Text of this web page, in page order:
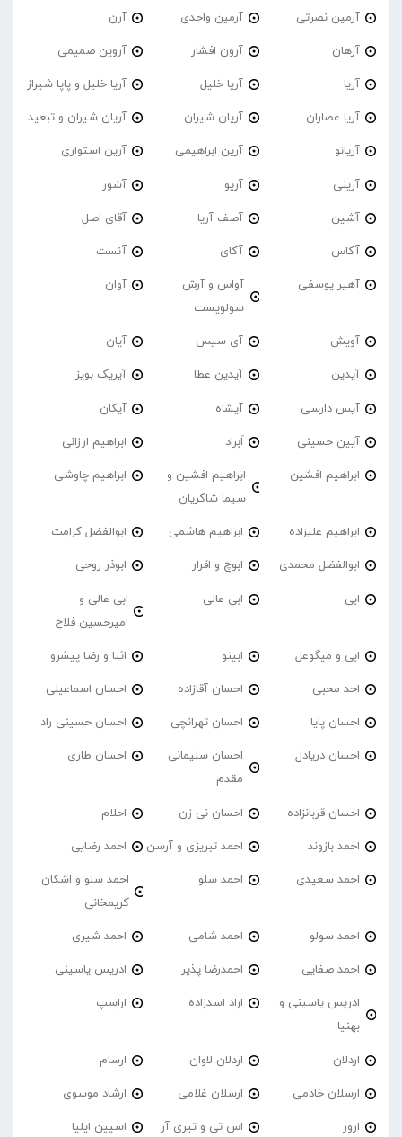
آرمین نصرتی آرمین واحدی آرن
آرهان آرون افشار آروین صمیمی
آریا آریا خلیل آریا خلیل و پاپا شیراز
آریا عصاران آریان شیران آریان شیران و تبعید
آریانو آرین ابراهیمی آرین استواری
آرینی آریو آشور
آشین آصف آریا آقای اصل
آکاس آکای آنست
آهیر یوسفی
آواس و آرش
سولویست
آوان
آویش آی سیس آیان
آیدین آیدین عطا آیریک بویز
آیس دارسی آیشاه آیکان
آیین حسینی اَبراد ابراهیم ارزانی
ابراهیم افشین
ابراهیم افشین و
سیما شاکریان
ابراهیم چاوشی
ابراهیم علیزاده ابراهیم هاشمی ابوالفضل کرامت
ابوالفضل محمدی ابوچ و اقرار ابوذر روحی
ابی ابی عالی
ابی عالی و
امیرحسین فلاح
ابی و میگوعل ابینو اثنا و رضا پیشرو
احد محبی احسان آقازاده احسان اسماعیلی
احسان پایا احسان تهرانچی احسان حسینی راد
احسان دریادل
احسان سلیمانی
مقدم
احسان طاری
احسان قربانزاده احسان نی زن احلام
احمد بازوند احمد تبریزی و آرسن احمد‌ رضایی
احمد سعیدی احمد سلو
احمد سلو و اشکان
کریمخانی
احمد سولو احمد شامی احمد شیری
احمد صفایی احمدرضا پذیر ادریس یاسینی
ادریس یاسینی و
بهنیا
اراد اسدزاده اراسپ
اردلان اردلان لاوان ارسام
ارسلان خادمی ارسلان غلامی ارشاد موسوی
ارور اس تی و تیری آر اسپین ایلیا